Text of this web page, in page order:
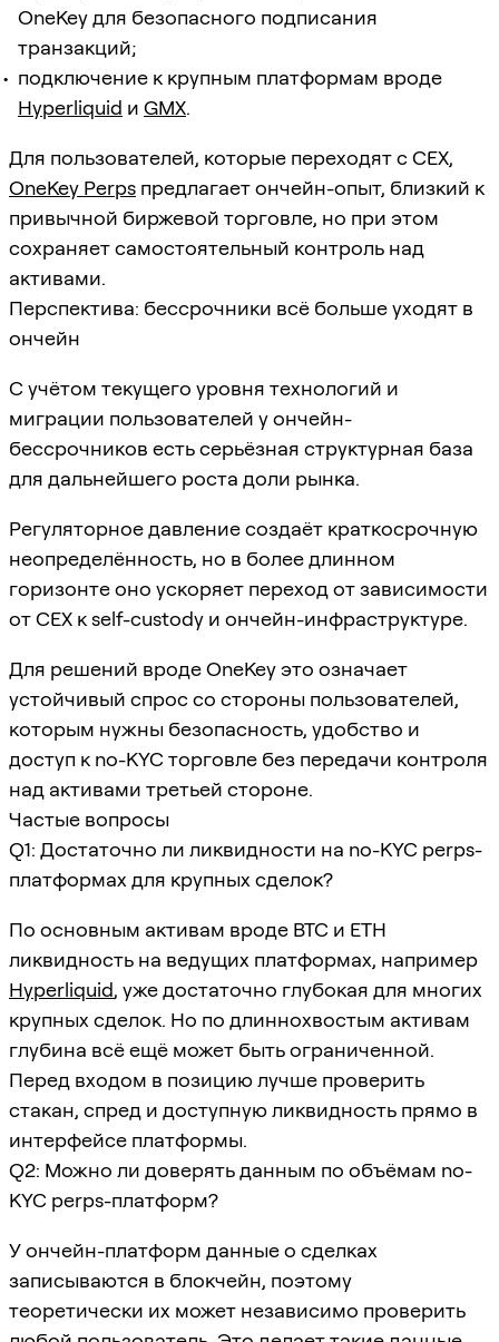
OneKey для безопасного подписания
транзакций;
подключение к крупным платформам вроде
Hyperliquid и GMX.
Для пользователей, которые переходят с CEX,
OneKey Perps предлагает ончейн-опыт, близкий к
привычной биржевой торговле, но при этом
сохраняет самостоятельный контроль над
активами.
Перспектива: бессрочники всё больше уходят в
ончейн
С учётом текущего уровня технологий и
миграции пользователей у ончейн-
бессрочников есть серьёзная структурная база
для дальнейшего роста доли рынка.
Регуляторное давление создаёт краткосрочную
неопределённость, но в более длинном
горизонте оно ускоряет переход от зависимости
от CEX к self-custody и ончейн-инфраструктуре.
Для решений вроде OneKey это означает
устойчивый спрос со стороны пользователей,
которым нужны безопасность, удобство и
доступ к no-KYC торговле без передачи контроля
над активами третьей стороне.
Частые вопросы
Q1: Достаточно ли ликвидности на no-KYC perps-
платформах для крупных сделок?
По основным активам вроде BTC и ETH
ликвидность на ведущих платформах, например
Hyperliquid, уже достаточно глубокая для многих
крупных сделок. Но по длиннохвостым активам
глубина всё ещё может быть ограниченной.
Перед входом в позицию лучше проверить
стакан, спред и доступную ликвидность прямо в
интерфейсе платформы.
Q2: Можно ли доверять данным по объёмам no-
KYC perps-платформ?
У ончейн-платформ данные о сделках
записываются в блокчейн, поэтому
теоретически их может независимо проверить